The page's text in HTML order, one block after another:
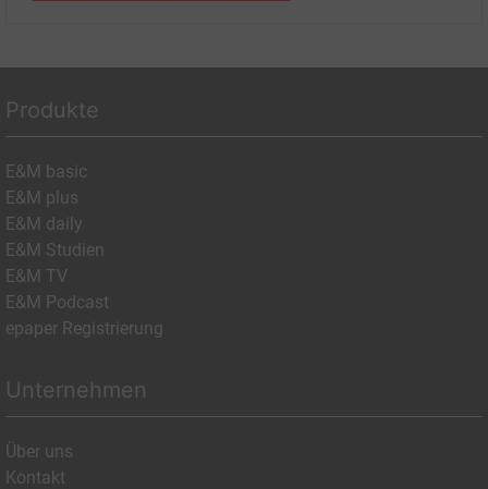
Produkte
E&M basic
E&M plus
E&M daily
E&M Studien
E&M TV
E&M Podcast
epaper Registrierung
Unternehmen
Über uns
Kontakt